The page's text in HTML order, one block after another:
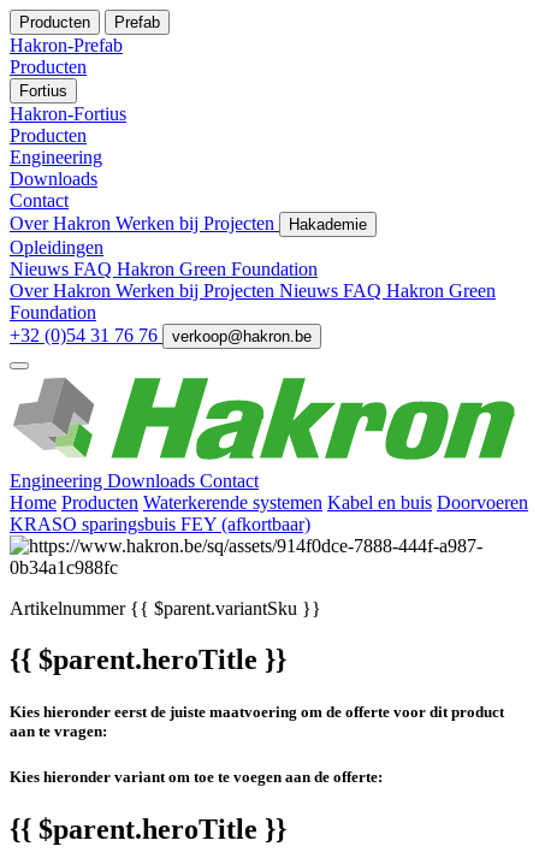
Producten Prefab
Hakron-Prefab
Producten
Fortius
Hakron-Fortius
Producten
Engineering
Downloads
Contact
Over Hakron Werken bij Projecten Hakademie
Opleidingen
Nieuws FAQ Hakron Green Foundation
Over Hakron Werken bij Projecten Nieuws FAQ Hakron Green
Foundation
+32 (0)54 31 76 76
verkoop@hakron.be
Engineering Downloads Contact
Home Producten Waterkerende systemen Kabel en buis Doorvoeren
KRASO sparingsbuis FEY (afkortbaar)
Artikelnummer{{ $parent.variantSku }}
{{ $parent.heroTitle }}
Kies hieronder eerst de juiste maatvoering om de offerte voor dit product
aan te vragen:
Kies hieronder variant om toe te voegen aan de offerte:
{{ $parent.heroTitle }}